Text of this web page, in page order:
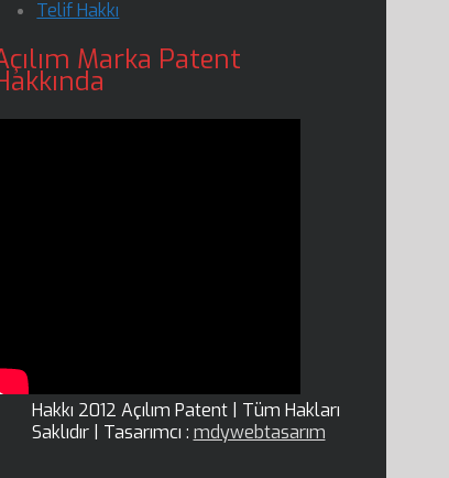
Telif Hakkı
Marka Patent
Hakkı 2012 Açılım Patent | Tüm Hakları
Saklıdır | Tasarımcı : mdywebtasarım